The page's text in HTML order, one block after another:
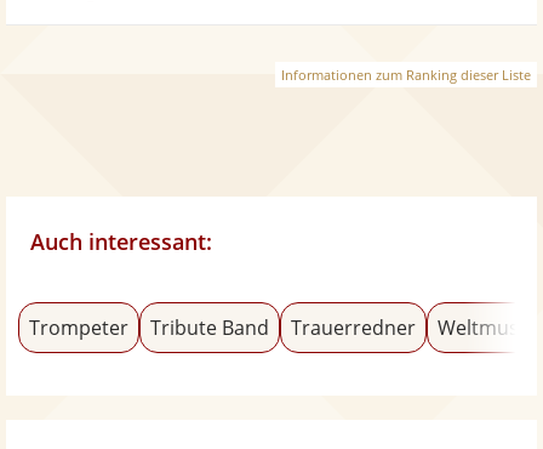
Informationen zum Ranking dieser Liste
Auch interessant:
Trompeter Tribute Band Trauerredner Weltmusik